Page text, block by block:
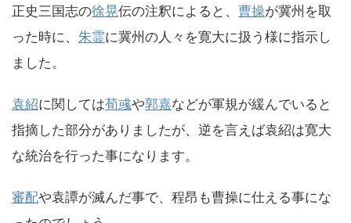
正史三国志の徐晃伝の注釈によると、 曹操が冀州を取
った時に、 朱霊に冀州の人々を寛大に扱う様に指示し
ました。
袁紹に関しては荀彧や郭嘉などが軍規が緩んでいると
指摘した部分がありましたが、逆を言えば袁紹は寛大
な統治を行った事になります。
審配や袁譚が滅んだ事で、程昂も曹操に仕える事にな